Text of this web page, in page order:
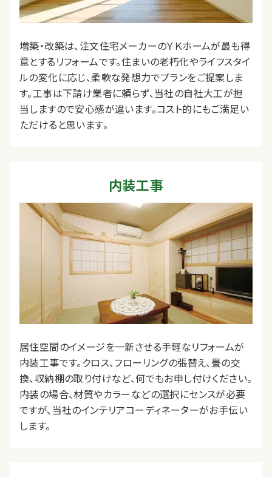
増築・改築は、注文住宅メーカーのＹＫホームが最も得
意とするリフォームです。住まいの老朽化やライフスタイ
ルの変化に応じ、柔軟な発想力でプランをご提案しま
す。工事は下請け業者に頼らず、当社の自社大工が担
当しますので安心感が違います。コスト的にもご満足い
ただけると思います。
内装工事
居住空間のイメージを一新させる手軽なリフォームが
内装工事です。クロス、フローリングの張替え、畳の交
換、収納棚の取り付けなど、何でもお申し付けください。
内装の場合、材質やカラーなどの選択にセンスが必要
ですが、当社のインテリアコーディネーターがお手伝い
します。